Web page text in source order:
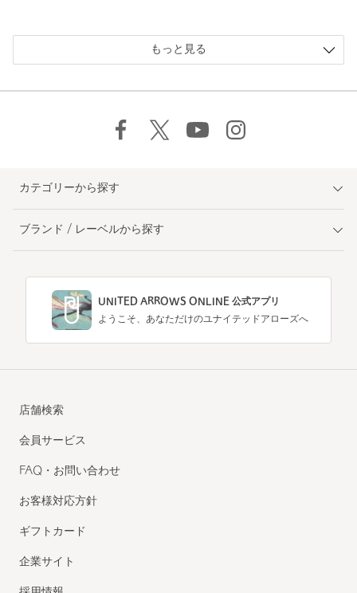
もっと見る
カテゴリーから探す
ブランド / レーベルから探す
UNITED ARROWS ONLINE 公式アプリ
ようこそ、あなただけのユナイテッドアローズへ
店舗検索
会員サービス
FAQ・お問い合わせ
お客様対応方針
ギフトカード
企業サイト